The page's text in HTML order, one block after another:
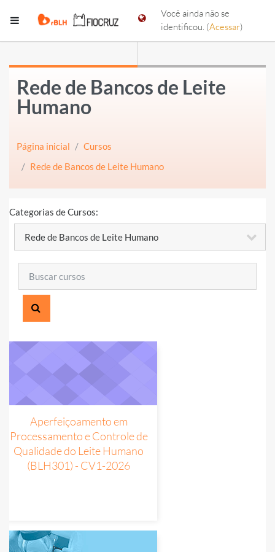
Painel lateral
Você ainda não se
identificou. (Acessar)
Rede de Bancos de Leite
Humano
Página inicial
Cursos
Rede de Bancos de Leite Humano
Categorias de Cursos:
Aperfeiçoamento em
Processamento e Controle de
Qualidade do Leite Humano
(BLH301) - CV1-2026